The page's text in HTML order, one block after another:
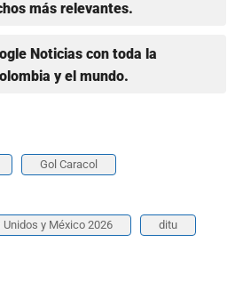
más relevantes.
Noticias con toda la
y el mundo.
Gol Caracol
y México 2026 ditu